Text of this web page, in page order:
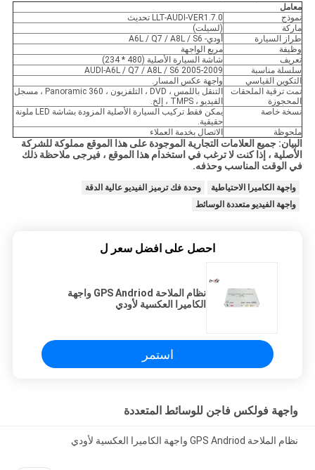
معامل
نموذج
LLT-AUDI-VER1.7.0 تحديث
ماركة
(لسيلت)
طراز السيارة
أودي- A6L / Q7 / A8L / S6
وظيفة
مربع الواجهة
تعريف
شاشة السيارة الأصلية (480 * 234)
سلسلة مناسبة
2005-2009 AUDI-A6L / Q7 / A8L / S6
التكوين القياسي
واجهة عكس المسار.
تمت ترقية الملحقات
المحجوزة
التنقل باللمس ، DVD ، التلفزيون ، 360 Panoramic ، مسجل
الفيديو ، TMPS ، إلخ.
نسخة خاصة
يمكن فقط تركيب السيارة الأصلية المزودة بشاشة LED ملونة
حقيقية.
ملحوظة
الاتصال بخدمة العملاء
البيان: جميع العلامات التجارية الموجودة على هذا الموقع مملوكة للشركة
الأصلية ، إذا كنت لا ترغب في استخدام هذا الموقع ، فيرجى ملاحظة ذلك
في الوقت المناسب وحذفه.
واجهة الكاميرا الاحتياطية
وحدة فك ترميز الفيديو عالية الدقة
واجهة الفيديو متعددة الوسائط
احصل على افضل سعر ل
نظام الملاحة GPS Andriod واجهة
الكاميرا العكسية لأودي
استمر
واجهة فولكس فاجن للوسائط المتعددة
نظام الملاحة GPS Andriod واجهة الكاميرا العكسية لأودي